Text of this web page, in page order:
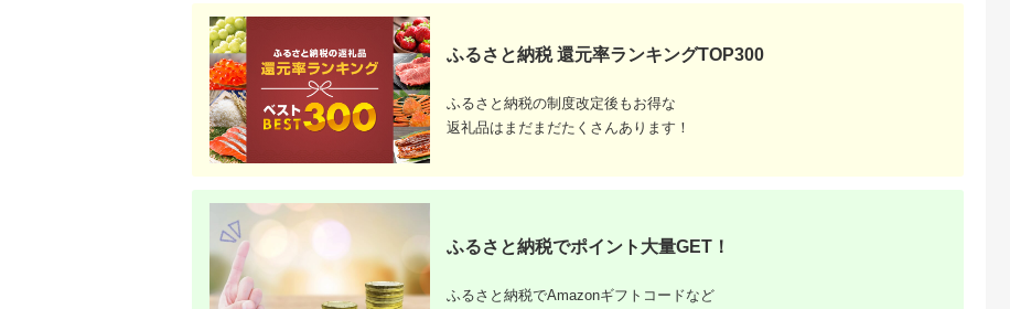
ふるさと納税 還元率ランキングTOP300
ふるさと納税の制度改定後もお得な
返礼品はまだまだたくさんあります！
ふるさと納税でポイント大量GET！
ふるさと納税でAmazonギフトコードなど